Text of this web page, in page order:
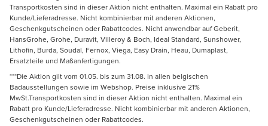
Transportkosten sind in dieser Aktion nicht enthalten. Maximal ein Rabatt pro
Kunde/Lieferadresse. Nicht kombinierbar mit anderen Aktionen,
Geschenkgutscheinen oder Rabattcodes. Nicht anwendbar auf Geberit,
HansGrohe, Grohe, Duravit, Villeroy & Boch, Ideal Standard, Sunshower,
Lithofin, Burda, Soudal, Fernox, Viega, Easy Drain, Heau, Dumaplast,
Ersatzteile und Maßanfertigungen.
***Die Aktion gilt vom 01.05. bis zum 31.08. in allen belgischen
Badausstellungen sowie im Webshop. Preise inklusive 21%
MwSt.Transportkosten sind in dieser Aktion nicht enthalten. Maximal ein
Rabatt pro Kunde/Lieferadresse. Nicht kombinierbar mit anderen Aktionen,
Geschenkgutscheinen oder Rabattcodes.